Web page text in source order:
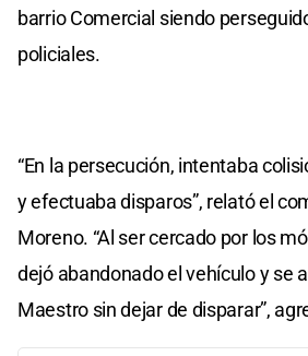
barrio Comercial siendo
policiales.
“En la persecución, intentaba
y efectuaba disparos”, relató el
Moreno. “Al ser cercado por los
dejó abandonado el vehículo y se
Maestro sin dejar de disparar”,